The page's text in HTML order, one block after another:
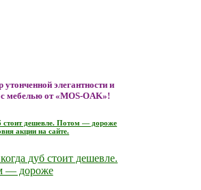
элегантности и
мебелью от «MOS-OAK»!
стоит дешевле. Потом — дороже
акции на сайте.